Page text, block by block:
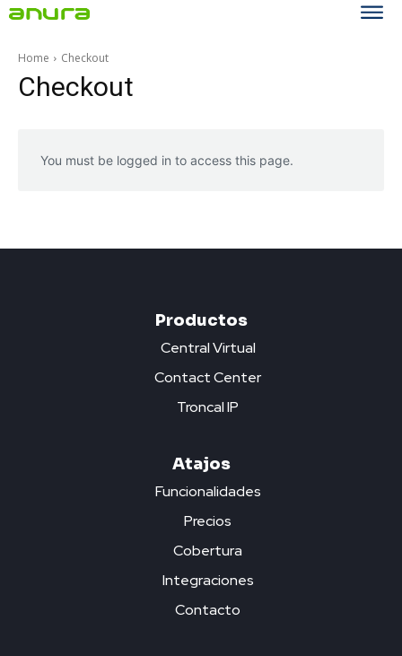
Home Checkout
Checkout
You must be logged in to access this page.
Productos
Central Virtual
Contact Center
Troncal IP
Atajos
Funcionalidades
Precios
Cobertura
Integraciones
Contacto